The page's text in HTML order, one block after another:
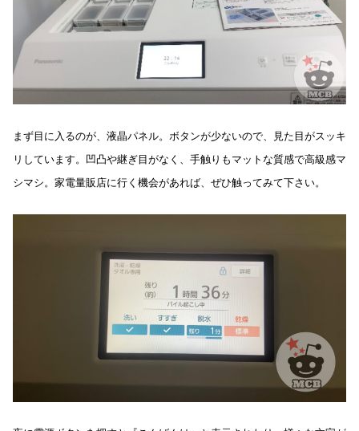
まず目に入るのが、液晶パネル。ボタンが少ないので、見た目がスッキ
リしています。凹凸や継ぎ目がなく、手触りもマットな質感で高級感マ
シマシ。家電量販店に行く機会があれば、ぜひ触ってみて下さい。